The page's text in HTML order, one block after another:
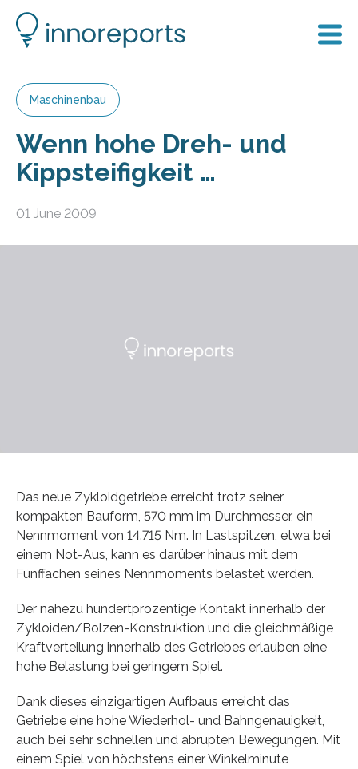
Maschinenbau
Wenn hohe Dreh- und
Kippsteifigkeit …
01 June 2009
Das neue Zykloidgetriebe erreicht trotz seiner
kompakten Bauform, 570 mm im Durchmesser, ein
Nennmoment von 14.715 Nm. In Lastspitzen, etwa bei
einem Not-Aus, kann es darüber hinaus mit dem
Fünffachen seines Nennmoments belastet werden.
Der nahezu hundertprozentige Kontakt innerhalb der
Zykloiden/Bolzen-Konstruktion und die gleichmäßige
Kraftverteilung innerhalb des Getriebes erlauben eine
hohe Belastung bei geringem Spiel.
Dank dieses einzigartigen Aufbaus erreicht das
Getriebe eine hohe Wiederhol- und Bahngenauigkeit,
auch bei sehr schnellen und abrupten Bewegungen. Mit
einem Spiel von höchstens einer Winkelminute